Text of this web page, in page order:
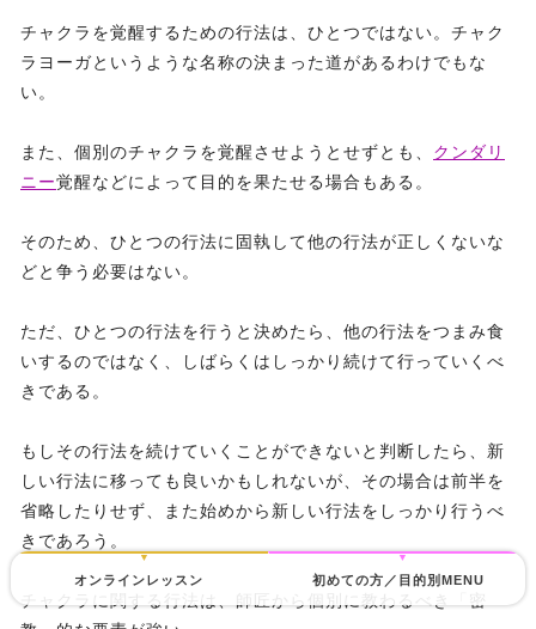
オンラインレッスン 初めての方／目的別MENU
チャクラを覚醒するための行法は、ひとつではない。チャク
ラヨーガというような名称の決まった道があるわけでもな
い。
また、個別のチャクラを覚醒させようとせずとも、 クンダリ
ニー覚醒などによって目的を果たせる場合もある。
そのため、ひとつの行法に固執して他の行法が正しくないな
どと争う必要はない。
ただ、ひとつの行法を行うと決めたら、他の行法をつまみ食
いするのではなく、しばらくはしっかり続けて行っていくべ
きである。
もしその行法を続けていくことができないと判断したら、新
しい行法に移っても良いかもしれないが、その場合は前半を
省略したりせず、また始めから新しい行法をしっかり行うべ
きであろう。
チャクラに関する行法は、師匠から個別に教わるべき「密